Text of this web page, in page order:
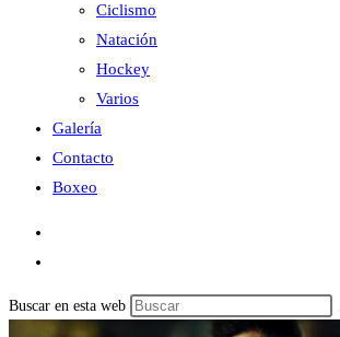
Ciclismo
Natación
Hockey
Varios
Galería
Contacto
Boxeo
Buscar en esta web